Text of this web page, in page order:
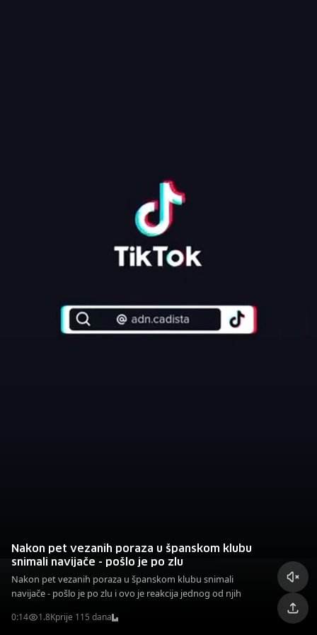
Nakon pet vezanih poraza u španskom klubu
snimali navijače - pošlo je po zlu
Nakon pet vezanih poraza u španskom klubu snimali
navijače - pošlo je po zlu i ovo je reakcija jednog od njih
0:14 1.8Kprije 115 dana